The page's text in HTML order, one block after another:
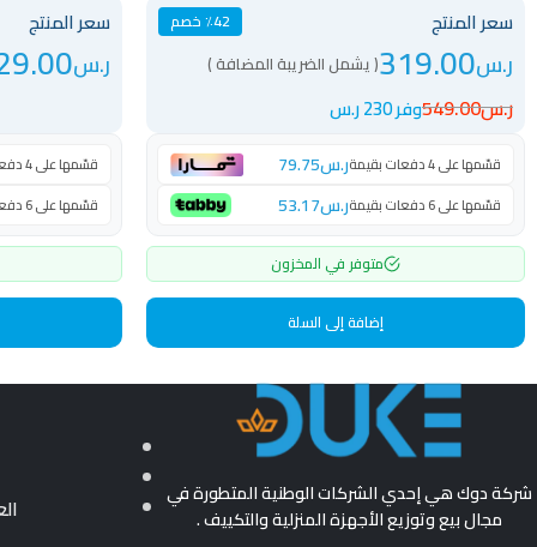
سعر المنتج ٪42 خصم
ر.س319.00( يشمل الضريبة المضافة )
ر.س549.00وفر 230 ر.س
قسّمها على 4 دفعات بقيمة ر.س79.75
قسّمها على 6 دفعات بقيمة ر.س53.17
متوفر في المخزون
إضافة إلى السلة
سعر المنتج
ر.س
قسّمها على 4 دفعات بقيمة
قسّمها على 6 دفعات بقيمة
شركة دوك هي إحدي الشركات الوطنية المتطورة في
مجال بيع وتوزيع الأجهزة المنزلية والتكييف .